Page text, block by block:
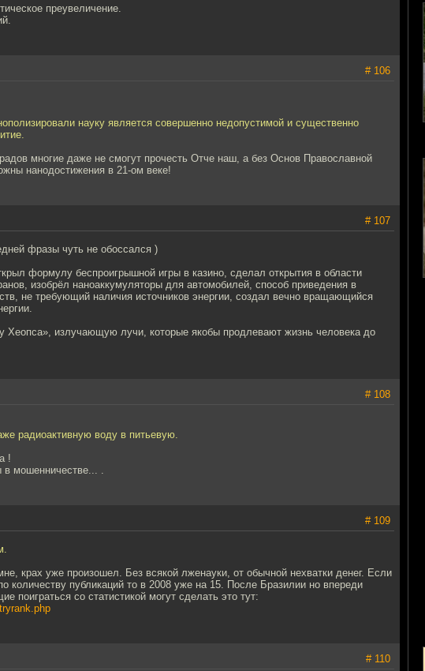
преувеличение.
# 106
науку является совершенно недопустимой и существенно
многие даже не смогут прочесть Отче наш, а без Основ Православной
нанодостижения в 21-ом веке!
# 107
фразы чуть не обоссался )
формулу беспроигрышной игры в казино, сделал открытия в области
изобрёл наноаккумуляторы для автомобилей, способ приведения в
не требующий наличия источников энергии, создал вечно вращающийся
Хеопса», излучающую лучи, которые якобы продлевают жизнь человека до
# 108
радиоактивную воду в питьевую.
!
мошенничестве... .
# 109
крах уже произошел. Без всякой лженауки, от обычной нехватки денег. Если
количеству публикаций то в 2008 уже на 15. После Бразилии но впереди
поиграться со статистикой могут сделать это тут:
# 110